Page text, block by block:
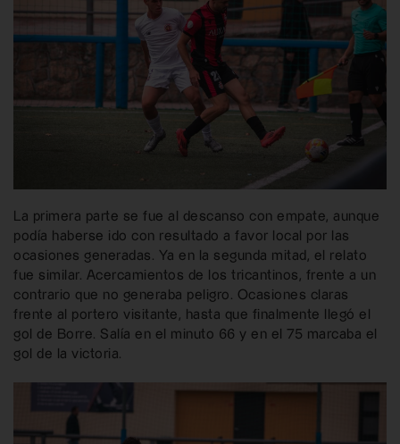
La primera parte se fue al descanso con empate, aunque
podía haberse ido con resultado a favor local por las
ocasiones generadas. Ya en la segunda mitad, el relato
fue similar. Acercamientos de los tricantinos, frente a un
contrario que no generaba peligro. Ocasiones claras
frente al portero visitante, hasta que finalmente llegó el
gol de Borre. Salía en el minuto 66 y en el 75 marcaba el
gol de la victoria.